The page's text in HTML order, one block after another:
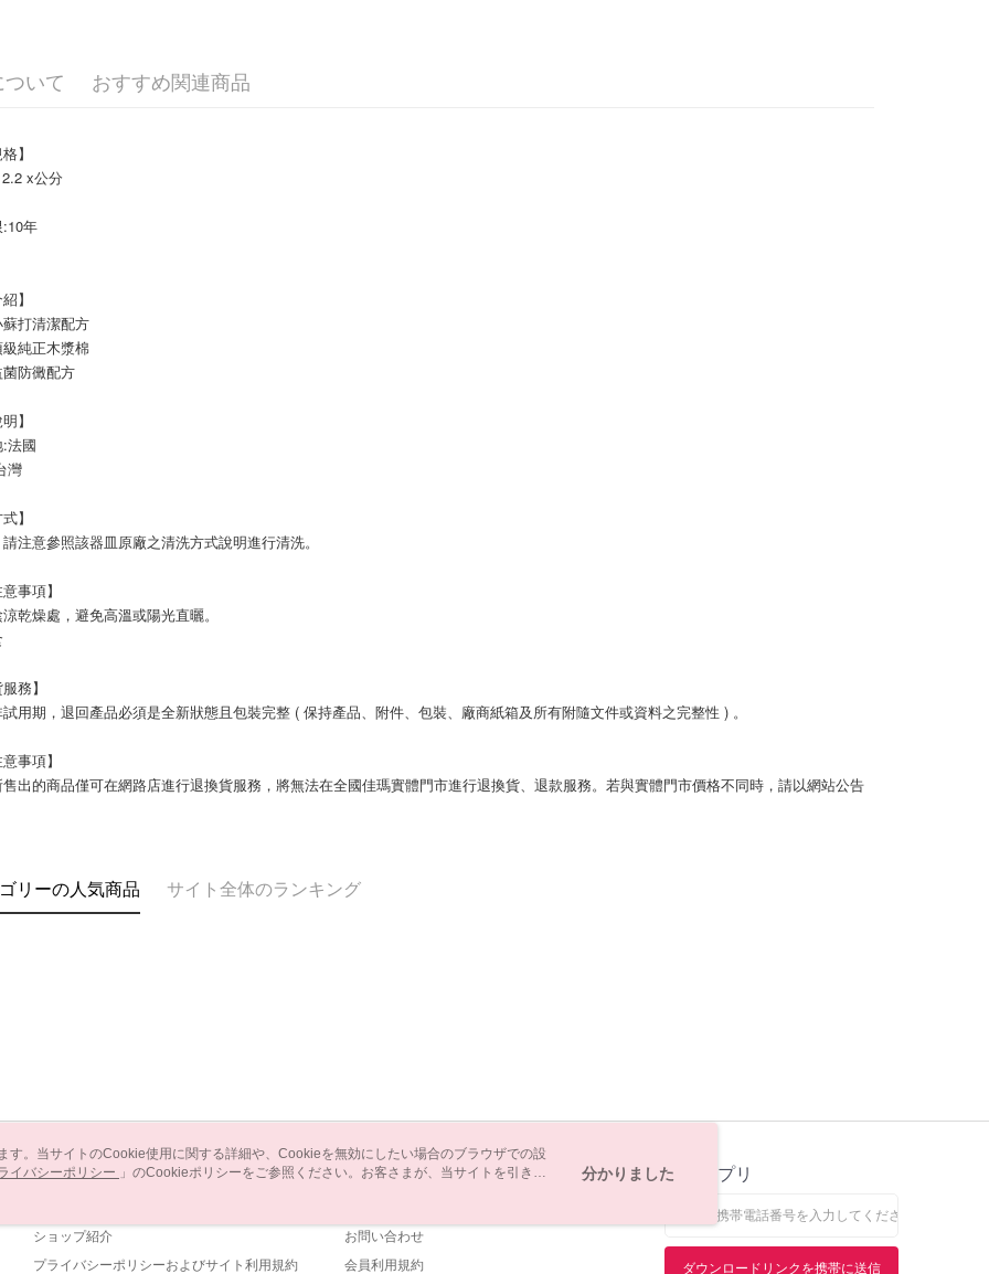
いて おすすめ関連商品
】
x公分
年
】
打清潔配方
純正木漿棉
防黴配方
】
法國
灣
】
注意參照該器皿原廠之清洗方式說明進行清洗。
事項】
乾燥處，避免高溫或陽光直曬。
務】
用期，退回產品必須是全新狀態且包裝完整 ( 保持產品、附件、包裝、廠商紙箱及所有附隨文件或資料之完整性 ) 。
事項】
出的商品僅可在網路店進行退換貨服務，將無法在全國佳瑪實體門市進行退換貨、退款服務。若與實體門市價格不同時，請以網站公告
リーの人気商品 サイト全体のランキング
会社概要
ショップ紹介
プライバシーポリシーおよびサイト利用規約
カスタマーサービス
お問い合わせ
会員利用規約
公式アプリ
ダウンロードリンクを携帯に送信
す。当サイトのCookie使用に関する詳細や、Cookieを無効にしたい場合のブラウザでの設
イバシーポリシー 」のCookieポリシーをご参照ください。お客さまが、当サイトを引き続
分かりました